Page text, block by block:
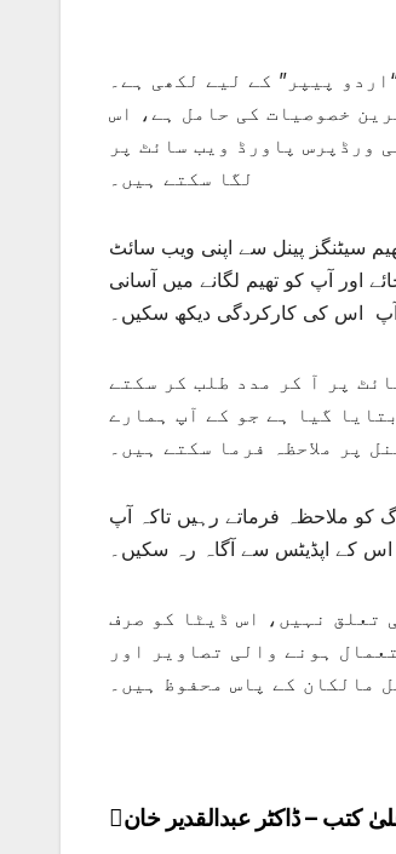
پیپر” کے لیے لکھی ہے۔
خصوصیات کی حامل ہے، اس
ورڈپرس پاورڈ ویب سائٹ پر
لگا سکتے ہیں۔
سیٹنگز پینل سے اپنی ویب سائٹ
اور آپ کو تھیم لگانے میں آسانی
آپ اس کی کارکردگی دیکھ سکیں۔
پر آ کر مدد طلب کر سکتے
گیا ہے جو کے آپ ہمارے
پر ملاحظہ فرما سکتے ہیں۔
کو ملاحظہ فرماتے رہیں تاکہ آپ
اس کے اپڈیٹس سے آگاہ رہ سکیں۔
تعلق نہیں، اس ڈیٹا کو صرف
ہونے والی تصاویر اور
مالکان کے پاس محفوظ ہیں۔
Post
کتب – ڈاکٹر عبدالقدیر خان